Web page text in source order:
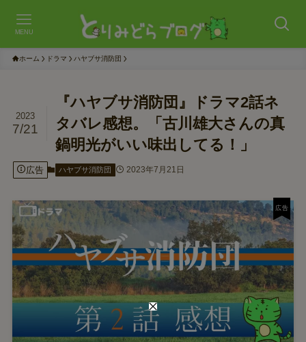
MENU
ホーム ドラマ ハヤブサ消防団
『ハヤブサ消防団』ドラマ2話ネ
タバレ感想。「古川雄大さんの真
鍋明光がいい味出してる！」
2023
7/21
広告 ハヤブサ消防団 2023年7月21日